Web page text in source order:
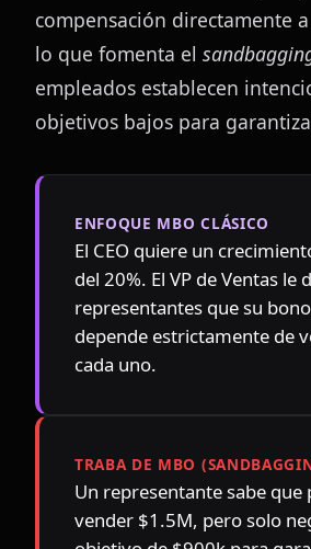
compensación directamente
lo que fomenta el
empleados establecen
objetivos bajos para
ENFOQUE MBO CLÁSICO
El CEO quiere un
del 20%. El VP de Ventas le
representantes que su
depende estrictamente de
cada uno.
TRABA DE MBO
Un representante sabe que
vender $1.5M, pero solo